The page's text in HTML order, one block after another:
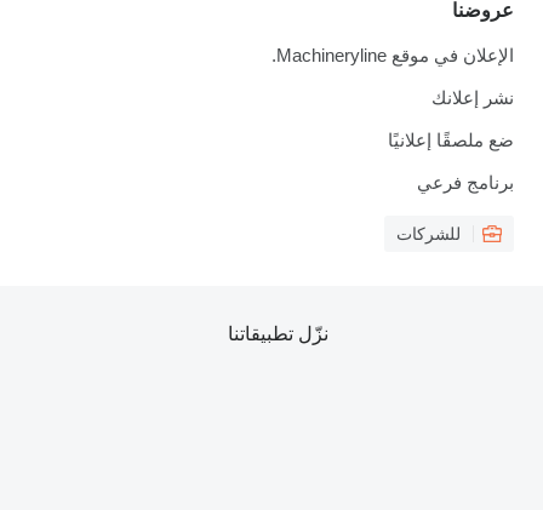
عروضنا
الإعلان في موقع Machineryline.
نشر إعلانك
ضع ملصقًا إعلانيًا
برنامج فرعي
للشركات
نزّل تطبيقاتنا